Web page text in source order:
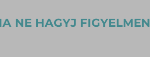
NE HAGYJ FIGYELMEN